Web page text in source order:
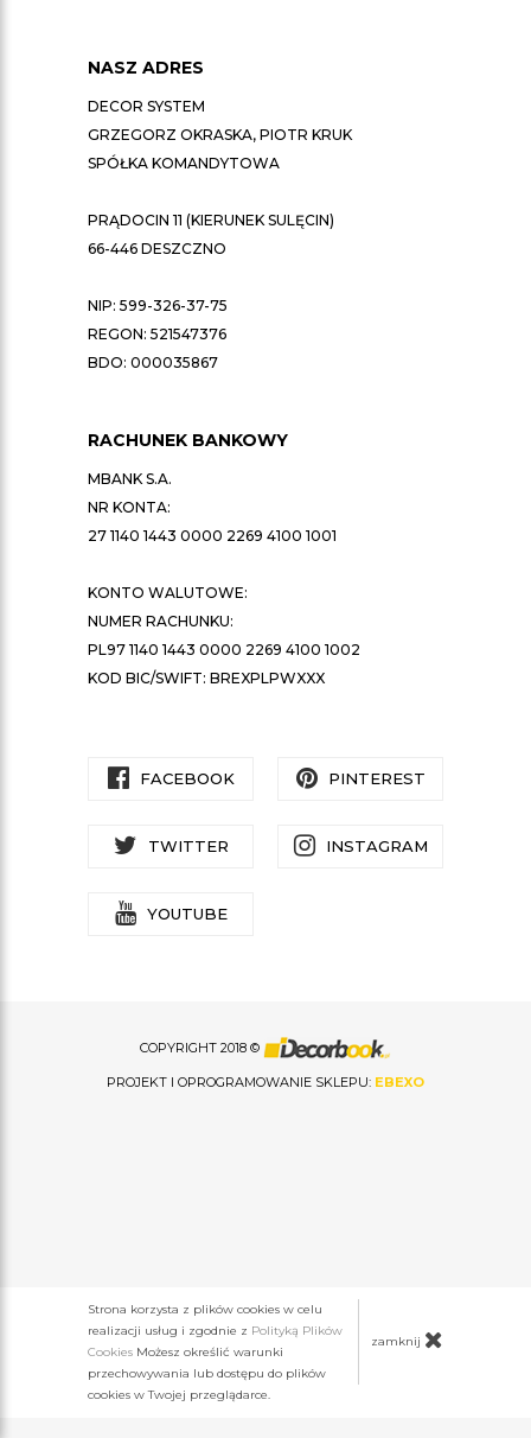
NASZ ADRES
DECOR SYSTEM
GRZEGORZ OKRASKA, PIOTR KRUK
SPÓŁKA KOMANDYTOWA
PRĄDOCIN 11 (KIERUNEK SULĘCIN)
66-446 DESZCZNO
NIP: 599-326-37-75
REGON: 521547376
BDO: 000035867
RACHUNEK BANKOWY
MBANK S.A.
NR KONTA:
27 1140 1443 0000 2269 4100 1001
KONTO WALUTOWE:
NUMER RACHUNKU:
PL97 1140 1443 0000 2269 4100 1002
KOD BIC/SWIFT: BREXPLPWXXX
FACEBOOK PINTEREST
TWITTER INSTAGRAM
YOUTUBE
COPYRIGHT 2018 ©
PROJEKT I OPROGRAMOWANIE SKLEPU: EBEXO
Strona korzysta z plików cookies w celu
realizacji usług i zgodnie z Polityką Plików
Cookies Możesz określić warunki
przechowywania lub dostępu do plików
cookies w Twojej przeglądarce.
zamknij